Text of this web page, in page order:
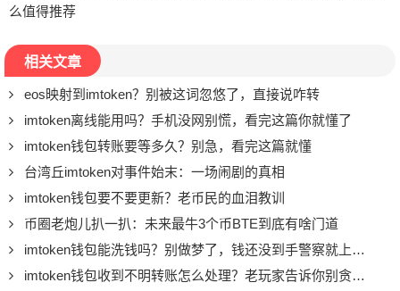
么值得推荐
相关文章
eos映射到imtoken？别被这词忽悠了，直接说咋转
imtoken离线能用吗？手机没网别慌，看完这篇你就懂了
imtoken钱包转账要等多久？别急，看完这篇就懂
台湾丘imtoken对事件始末：一场闹剧的真相
imtoken钱包要不要更新？老币民的血泪教训
币圈老炮儿扒一扒：未来最牛3个币BTE到底有啥门道
imtoken钱包能洗钱吗？别做梦了，钱还没到手警察就上门了
imtoken钱包收到不明转账怎么处理？老玩家告诉你别贪小便宜